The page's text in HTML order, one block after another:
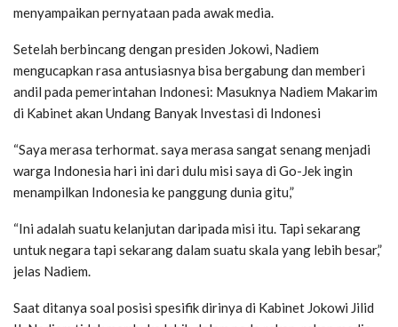
menyampaikan pernyataan pada awak media.
Setelah berbincang dengan presiden Jokowi, Nadiem
mengucapkan rasa antusiasnya bisa bergabung dan memberi
andil pada pemerintahan Indonesi: Masuknya Nadiem Makarim
di Kabinet akan Undang Banyak Investasi di Indonesi
“Saya merasa terhormat. saya merasa sangat senang menjadi
warga Indonesia hari ini dari dulu misi saya di Go-Jek ingin
menampilkan Indonesia ke panggung dunia gitu,”
“Ini adalah suatu kelanjutan daripada misi itu. Tapi sekarang
untuk negara tapi sekarang dalam suatu skala yang lebih besar,”
jelas Nadiem.
Saat ditanya soal posisi spesifik dirinya di Kabinet Jokowi Jilid